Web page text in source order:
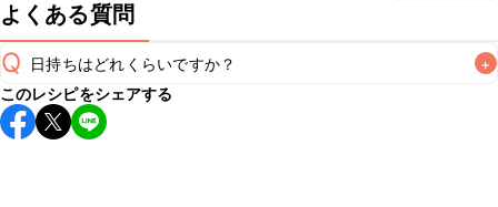
よくある質問
Q 日持ちはどれくらいですか？ +
保存期間は冷蔵で当日中が目安です。なるべくお早めにお召
し上がりください。
このレシピをシェアする